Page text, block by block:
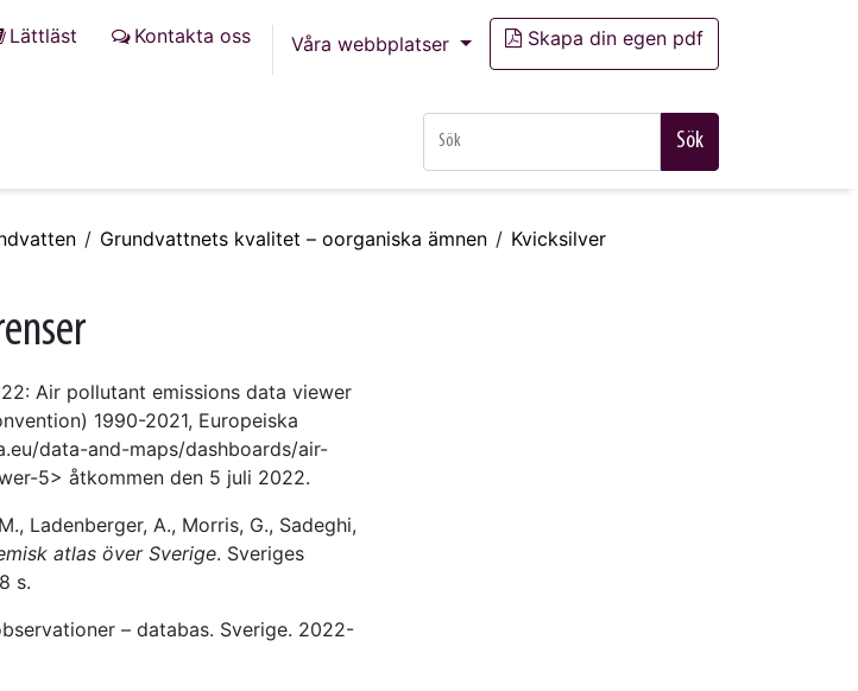
Lättläst Kontakta oss Våra webbplatser Skapa din egen pdf
Sök
Grundvattnets kvalitet – oorganiska ämnen
Kvicksilver
Air pollutant emissions data viewer
1990-2021, Europeiska
data-and-maps/dashboards/air-
5> åtkommen den 5 juli 2022.
Ladenberger, A., Morris, G., Sadeghi,
atlas över Sverige. Sveriges
s.
– databas. Sverige. 2022-